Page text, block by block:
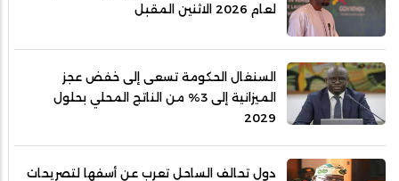
لعام 2026 الاثنين المقبل
السنغال الحكومة تسعى إلى خفض عجز
الميزانية إلى 3% من الناتج المحلي بحلول
2029
دول تحالف الساحل تعرب عن أسفها لتصريحات